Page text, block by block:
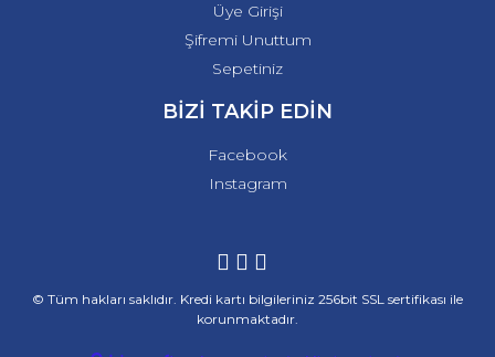
Üye Girişi
Şifremi Unuttum
Sepetiniz
BİZİ TAKİP EDİN
Facebook
Instagram
© Tüm hakları saklıdır. Kredi kartı bilgileriniz 256bit SSL sertifikası ile
korunmaktadır.